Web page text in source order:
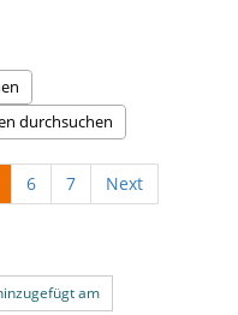
durchsuchen
6 7
Next
am